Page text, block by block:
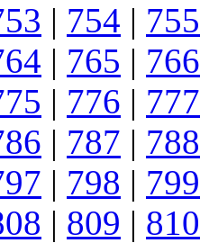
| 754 | 755
| 765 | 766
| 776 | 777
| 787 | 788
| 798 | 799
| 809 | 810